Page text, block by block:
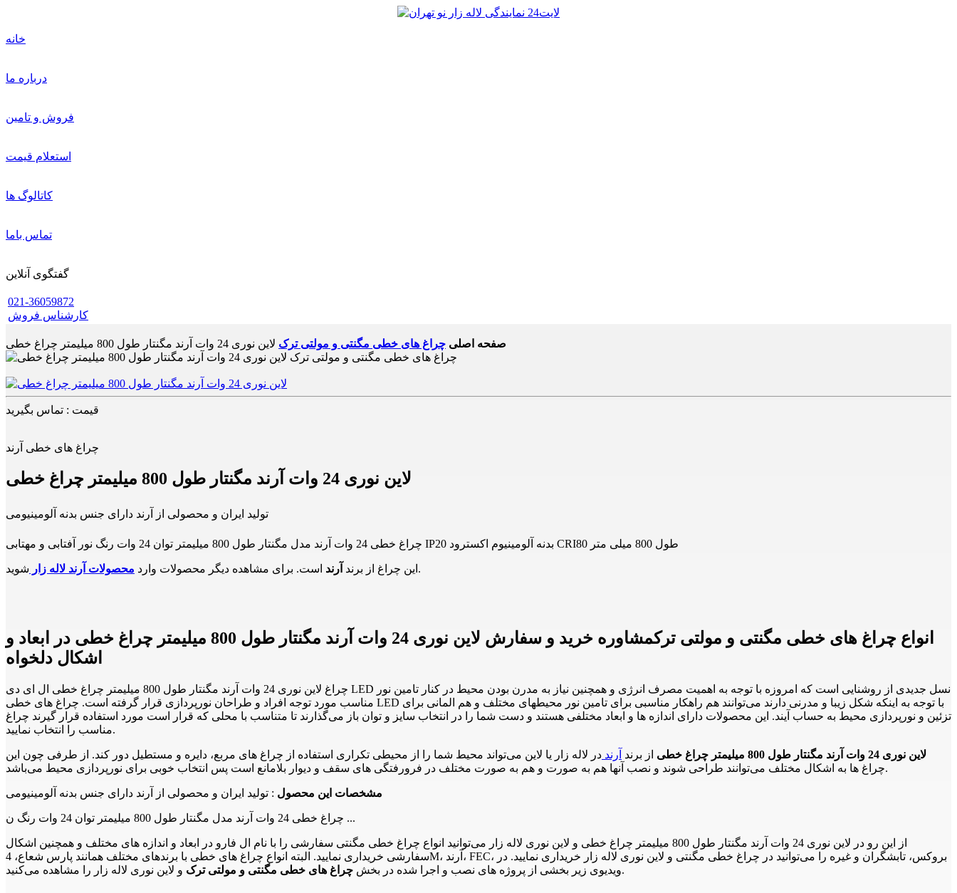
خانه
درباره ما
فروش و تامین
استعلام قیمت
کاتالوگ ها
تماس باما
گفتگوی آنلاین
021-36059872
کارشناس فروش
صفحه اصلی چراغ های خطی مگنتی و مولتی ترک لاین نوری 24 وات آرند مگنتار طول 800 میلیمتر چراغ خطی
قیمت : تماس بگیرید
چراغ های خطی آرند
لاین نوری 24 وات آرند مگنتار طول 800 میلیمتر چراغ خطی
تولید ایران و محصولی از آرند دارای جنس بدنه آلومینیومی
چراغ خطی 24 وات آرند مدل مگنتار طول 800 میلیمتر توان 24 وات رنگ نور آفتابی و مهتابی IP20 بدنه آلومینیوم اکسترود CRI80 طول 800 میلی متر
این چراغ از برند آرند است. برای مشاهده دیگر محصولات وارد محصولات آرند لاله زار شوید.
انواع چراغ های خطی مگنتی و مولتی ترکمشاوره خرید و سفارش لاین نوری 24 وات آرند مگنتار طول 800 میلیمتر چراغ خطی در ابعاد و
اشکال دلخواه
چراغ لاین نوری 24 وات آرند مگنتار طول 800 میلیمتر چراغ خطی ال ای دی LED نسل جدیدی از روشنایی است که امروزه با توجه به اهمیت مصرف انرژی و همچنین نیاز به مدرن بودن محیط در کنار تامین نور
مناسب مورد توجه افراد و طراحان نورپردازی قرار گرفته است. چراغ های خطی LED با توجه به اینکه شکل زیبا و مدرنی دارند می‌توانند هم راهکار مناسبی برای تامین نور محیطهای مختلف و هم المانی برای
تزئین و نورپردازی محیط به حساب آیند. این محصولات دارای اندازه ها و ابعاد مختلفی هستند و دست شما را در انتخاب سایز و توان باز می‌گذارند تا متناسب با محلی که قرار است مورد استفاده قرار گیرند چراغ
مناسب را انتخاب نمایید.
لاین نوری 24 وات آرند مگنتار طول 800 میلیمتر چراغ خطی از برند آرند در لاله زار یا لاین می‌تواند محیط شما را از محیطی تکراری استفاده از چراغ های مربع، دایره و مستطیل دور کند. از طرفی چون این
چراغ ها به اشکال مختلف می‌توانند طراحی شوند و نصب آنها هم به صورت و هم به صورت مختلف در فرورفتگی های سقف و دیوار بلامانع است پس انتخاب خوبی برای نورپردازی محیط می‌باشد.
مشخصات این محصول : تولید ایران و محصولی از آرند دارای جنس بدنه آلومینیومی
چراغ خطی 24 وات آرند مدل مگنتار طول 800 میلیمتر توان 24 وات رنگ ن ...
از این رو در لاین نوری 24 وات آرند مگنتار طول 800 میلیمتر چراغ خطی و لاین نوری لاله زار می‌توانید انواع چراغ خطی مگنتی سفارشی را با نام ال فارو در ابعاد و اندازه های مختلف و همچنین اشکال
سفارشی خریداری نمایید. البته انواع چراغ های خطی با برندهای مختلف همانند پارس شعاع، 4M، آرند، FEC، بروکس، تابشگران و غیره را می‌توانید در چراغ خطی مگنتی و لاین نوری لاله زار خریداری نمایید. در
ویدیوی زیر بخشی از پروژه های نصب و اجرا شده در بخش چراغ های خطی مگنتی و مولتی ترک و لاین نوری لاله زار را مشاهده می‌کنید.